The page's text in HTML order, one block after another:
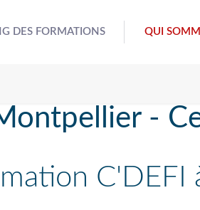
DES FORMATIONS QUI
-
C'DEFI